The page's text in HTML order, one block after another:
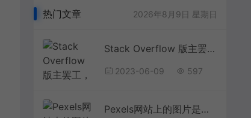
热门文章 2026年8月9日 星期日
Stack Overflow 版主罢工，抗议公司允许 AI 内容涌入网站就没有猫和老鼠还原不了的图，AI都被锤爆了
2023-06-09 597
Pexels网站上的图片是否可以商用？主要有什么限制？